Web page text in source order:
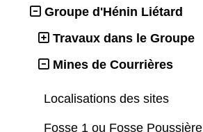
Groupe d'Hénin Liétard
Travaux dans le Groupe
Mines de Courrières
Localisations des sites
Fosse 1 ou Fosse Poussière